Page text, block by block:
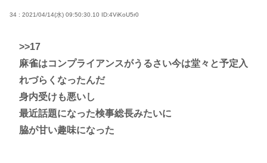
34 : 2021/04/14(水) 09:50:30.10 ID:4ViKoU5r0
>>17
麻雀はコンプライアンスがうるさい今は堂々と予定入
れづらくなったんだ
身内受けも悪いし
最近話題になった検事総長みたいに
脇が甘い趣味になった